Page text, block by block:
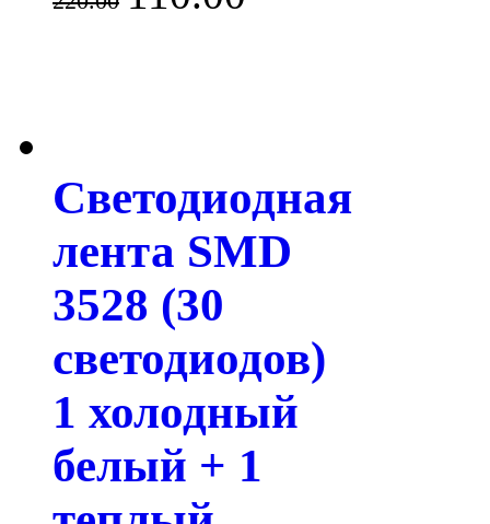
Светодиодная
лента SMD
3528 (30
светодиодов)
1 холодный
белый + 1